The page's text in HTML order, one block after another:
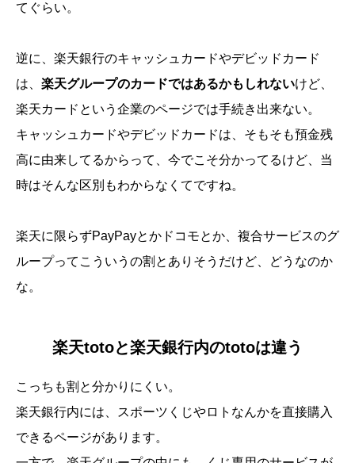
てぐらい。
逆に、楽天銀行のキャッシュカードやデビッドカード
は、 楽天グループのカードではあるかもしれないけど、
楽天カードという企業のページでは手続き出来ない。
キャッシュカードやデビッドカードは、そもそも預金残
高に由来してるからって、今でこそ分かってるけど、当
時はそんな区別もわからなくてですね。
楽天に限らずPayPayとかドコモとか、複合サービスのグ
ループってこういうの割とありそうだけど、どうなのか
な。
楽天totoと楽天銀行内のtotoは違う
こっちも割と分かりにくい。
楽天銀行内には、スポーツくじやロトなんかを直接購入
できるページがあります。